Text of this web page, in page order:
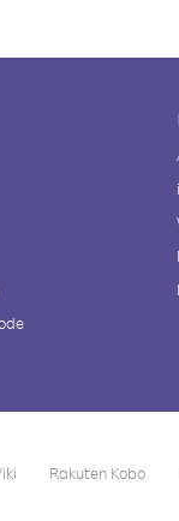
Rakuten Kobo